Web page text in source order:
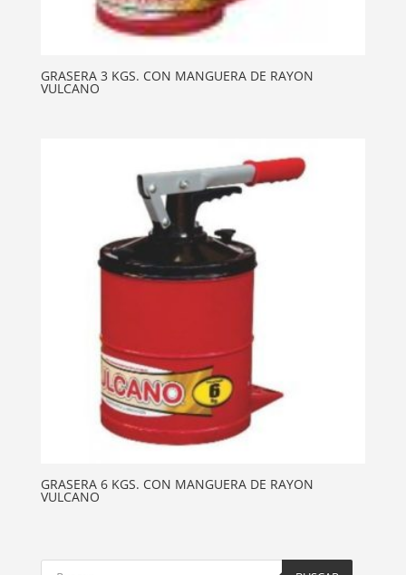
GRASERA 3 KGS. CON MANGUERA DE RAYON
VULCANO
GRASERA 6 KGS. CON MANGUERA DE RAYON
VULCANO
Products